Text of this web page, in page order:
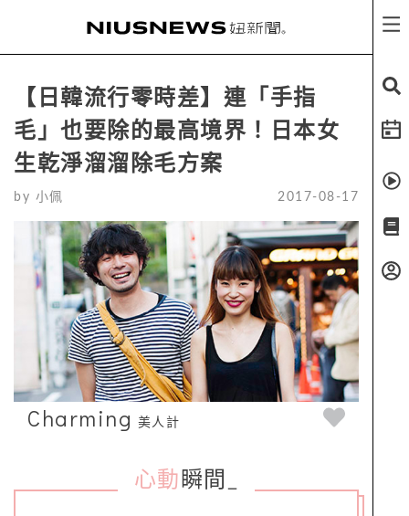
【日韓流行零時差】連「手指
毛」也要除的最高境界！日本女
生乾淨溜溜除毛方案
by 小佩 2017-08-17
Charming 美人計
心動 瞬間